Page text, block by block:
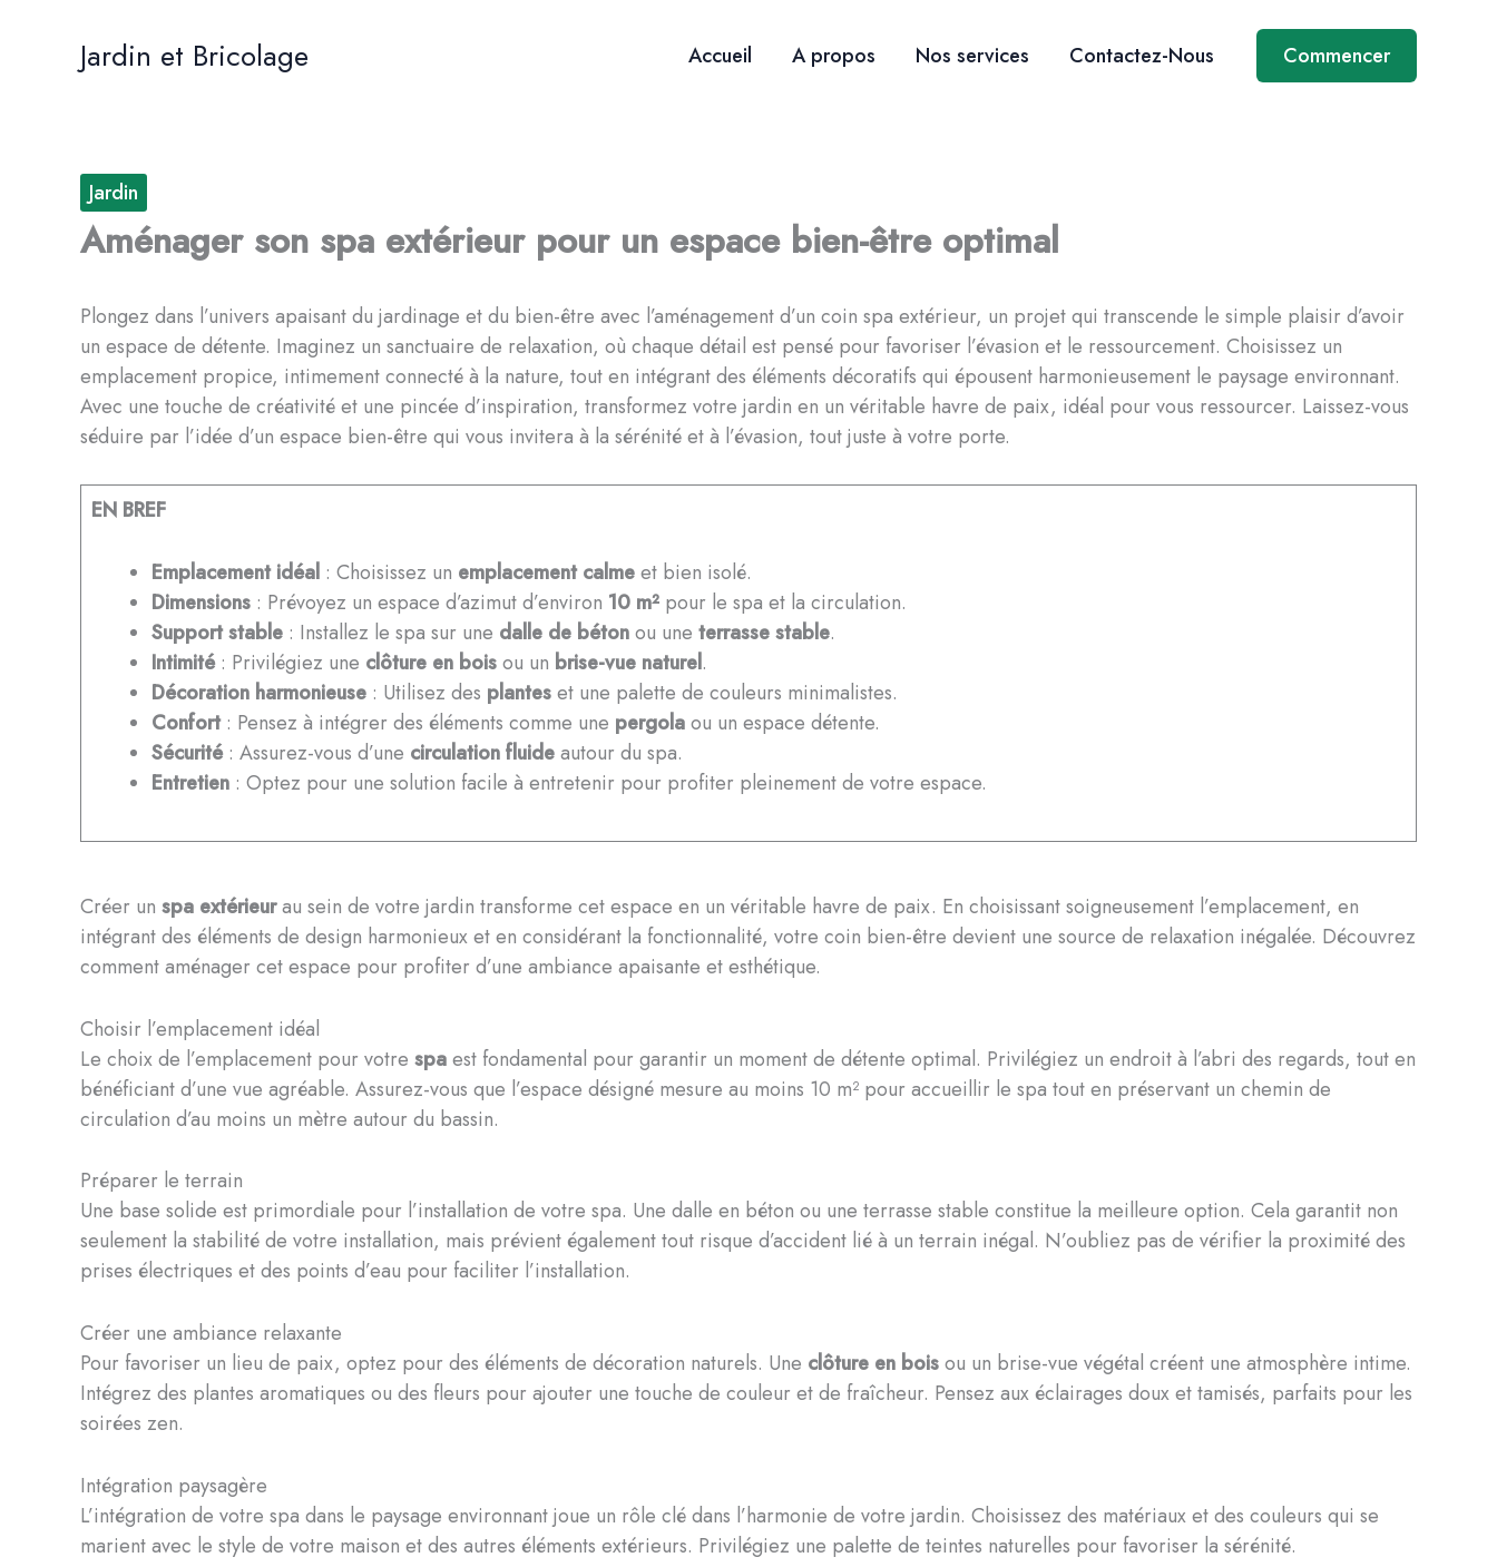
Jardin et Bricolage Accueil A propos Nos services Contactez-Nous Commencer
Jardin
Aménager son spa extérieur pour un espace bien-être optimal
Plongez dans l’univers apaisant du jardinage et du bien-être avec l’aménagement d’un coin spa extérieur, un projet qui transcende le simple plaisir d’avoir
un espace de détente. Imaginez un sanctuaire de relaxation, où chaque détail est pensé pour favoriser l’évasion et le ressourcement. Choisissez un
emplacement propice, intimement connecté à la nature, tout en intégrant des éléments décoratifs qui épousent harmonieusement le paysage environnant.
Avec une touche de créativité et une pincée d’inspiration, transformez votre jardin en un véritable havre de paix, idéal pour vous ressourcer. Laissez-vous
séduire par l’idée d’un espace bien-être qui vous invitera à la sérénité et à l’évasion, tout juste à votre porte.
EN BREF
Emplacement idéal : Choisissez un emplacement calmeet bien isolé.
Dimensions : Prévoyez un espace d’azimut d’environ 10 m² pour le spa et la circulation.
Support stable : Installez le spa sur une dalle de bétonou une terrasse stable.
Intimité: Privilégiez une clôture en boisou un brise-vue naturel.
Décoration harmonieuse : Utilisez des planteset une palette de couleurs minimalistes.
Confort: Pensez à intégrer des éléments comme une pergolaou un espace détente.
Sécurité: Assurez-vous d’une circulation fluideautour du spa.
Entretien : Optez pour une solution facile à entretenir pour profiter pleinement de votre espace.
Créer un spa extérieurau sein de votre jardin transforme cet espace en un véritable havre de paix. En choisissant soigneusement l’emplacement, en
intégrant des éléments de design harmonieux et en considérant la fonctionnalité, votre coin bien-être devient une source de relaxation inégalée. Découvrez
comment aménager cet espace pour profiter d’une ambiance apaisante et esthétique.
Choisir l’emplacement idéal
Le choix de l’emplacement pour votre spaest fondamental pour garantir un moment de détente optimal. Privilégiez un endroit à l’abri des regards, tout en
bénéficiant d’une vue agréable. Assurez-vous que l’espace désigné mesure au moins 10 m² pour accueillir le spa tout en préservant un chemin de
circulation d’au moins un mètre autour du bassin.
Préparer le terrain
Une base solide est primordiale pour l’installation de votre spa. Une dalle en béton ou une terrasse stable constitue la meilleure option. Cela garantit non
seulement la stabilité de votre installation, mais prévient également tout risque d’accident lié à un terrain inégal. N’oubliez pas de vérifier la proximité des
prises électriques et des points d’eau pour faciliter l’installation.
Créer une ambiance relaxante
Pour favoriser un lieu de paix, optez pour des éléments de décoration naturels. Une clôture en boisou un brise-vue végétal créent une atmosphère intime.
Intégrez des plantes aromatiques ou des fleurs pour ajouter une touche de couleur et de fraîcheur. Pensez aux éclairages doux et tamisés, parfaits pour les
soirées zen.
Intégration paysagère
L’intégration de votre spa dans le paysage environnant joue un rôle clé dans l’harmonie de votre jardin. Choisissez des matériaux et des couleurs qui se
marient avec le style de votre maison et des autres éléments extérieurs. Privilégiez une palette de teintes naturelles pour favoriser la sérénité.